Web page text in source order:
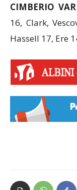
CIMBERIO
16, Clark,
Hassell 17, Ere